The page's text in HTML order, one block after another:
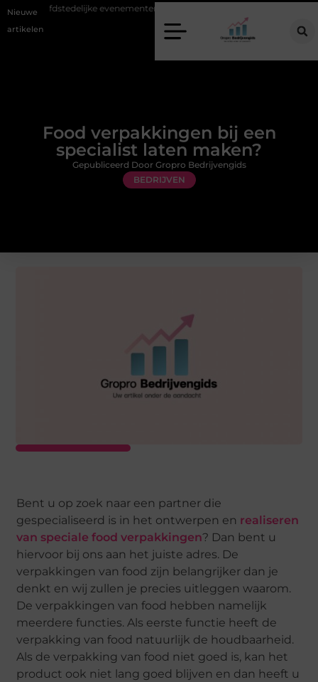
Nieuwe
artikelen
evenementen Alles over flexibele inzet van personeel
Food verpakkingen bij een
specialist laten maken?
BEDRIJVEN
Gepubliceerd Door Gropro Bedrijvengids
Bent u op zoek naar een partner die
gespecialiseerd is in het ontwerpen en realiseren
van speciale food verpakkingen? Dan bent u
hiervoor bij ons aan het juiste adres. De
verpakkingen van food zijn belangrijker dan je
denkt en wij zullen je precies uitleggen waarom.
De verpakkingen van food hebben namelijk
meerdere functies. Als eerste functie heeft de
verpakking van food natuurlijk de houdbaarheid.
Als de verpakking van food niet goed is, kan het
product ook niet lang goed blijven en dan heeft u